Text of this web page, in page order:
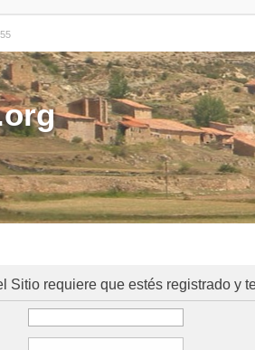
Sitio requiere que estés registrado y